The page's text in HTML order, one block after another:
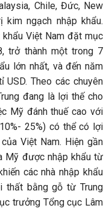
Chile, Đức, New
kim ngạch nhập khẩu.
khẩu Việt Nam đặt mục
trở thành một trong 7
lớn nhất, và đến năm
Theo các chuyên
đang là lợi thế cho
Mỹ đánh thuế cao với
25%) có thể có lợi
Việt Nam. Hiện gần
Mỹ được nhập khẩu từ
các nhà nhập khẩu
thất bằng gỗ từ Trung
trưởng Tổng cục Lâm